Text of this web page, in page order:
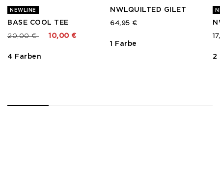
NEWLINE
BASE COOL TEE
Preis reduziert von
20,00 €bis 10,00 €
4 Farben
NWLQUILTED GILET
64,95 €
1 Farbe
2